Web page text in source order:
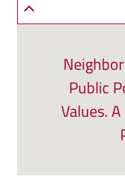
Public
Values.